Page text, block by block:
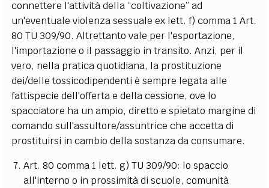
connettere l'attività della “coltivazione” ad
un'eventuale violenza sessuale ex lett. f) comma 1 Art.
80 TU 309/90. Altrettanto vale per l'esportazione,
l'importazione o il passaggio in transito. Anzi, per il
vero, nella pratica quotidiana, la prostituzione
dei/delle tossicodipendenti è sempre legata alle
fattispecie dell'offerta e della cessione, ove lo
spacciatore ha un ampio, diretto e spietato margine di
comando sull'assultore/assuntrice che accetta di
prostituirsi in cambio della sostanza da consumare.
Art. 80 comma 1 lett. g) TU 309/90: lo spaccio
all'interno o in prossimità di scuole, comunità